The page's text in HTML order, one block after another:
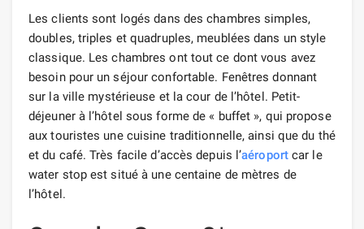
Les clients sont logés dans des chambres simples,
doubles, triples et quadruples, meublées dans un style
classique. Les chambres ont tout ce dont vous avez
besoin pour un séjour confortable. Fenêtres donnant
sur la ville mystérieuse et la cour de l’hôtel. Petit-
déjeuner à l’hôtel sous forme de « buffet », qui propose
aux touristes une cuisine traditionnelle, ainsi que du thé
et du café. Très facile d’accès depuis l’aéroportcar le
water stop est situé à une centaine de mètres de
l’hôtel.